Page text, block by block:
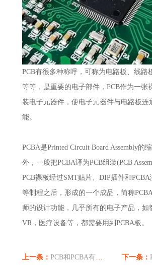
PCB有很多种称呼，可称为电路板、线路
等等，是重要的电子部件，PCB作为一张
装电子元器件，使电子元器件与电路板连
能。
PCBA是Printed Circuit Board Assembly的
外，一般把PCBA译为PCB组装(PCB
PCB裸板经过SMT贴片、DIP插件和
等制程之后，形成的一个成品，简称
师的设计功能，几乎所有的电子产品，如
VR，医疗设备等，都需要用到PCBA板。
上一条： PCB和PCBA有什么区别不一样？ 下一条：